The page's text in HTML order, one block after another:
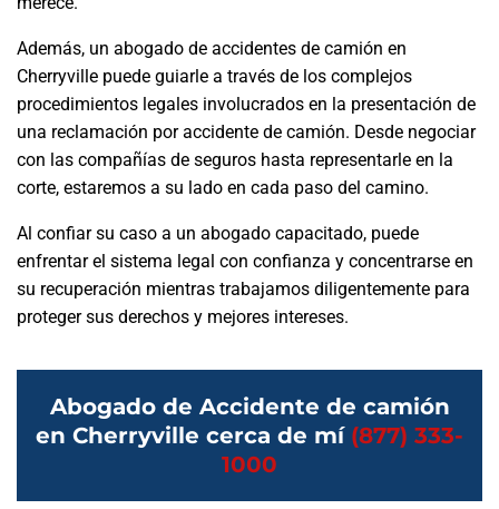
Además, un abogado de accidentes de camión en
Cherryville puede guiarle a través de los complejos
procedimientos legales involucrados en la presentación de
una reclamación por accidente de camión. Desde negociar
con las compañías de seguros hasta representarle en la
corte, estaremos a su lado en cada paso del camino.
Al confiar su caso a un abogado capacitado, puede
enfrentar el sistema legal con confianza y concentrarse en
su recuperación mientras trabajamos diligentemente para
proteger sus derechos y mejores intereses.
Abogado de Accidente de camión
en Cherryville cerca de mí (877) 333-
1000